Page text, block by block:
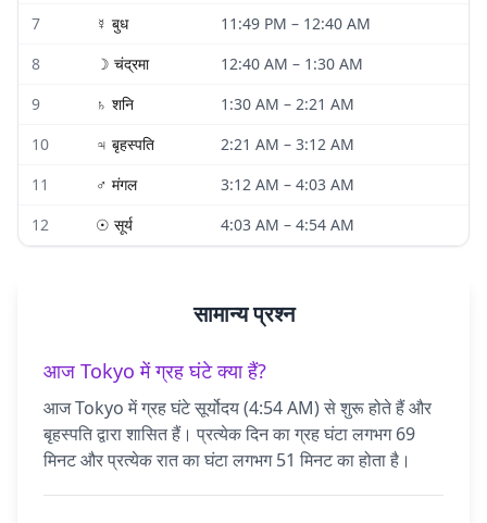
7 ☿ बुध 11:49 PM – 12:40 AM
8
☽ चंद्रमा 12:40 AM – 1:30 AM
9
♄ शनि 1:30 AM – 2:21 AM
10
♃ बृहस्पति 2:21 AM – 3:12 AM
11
♂ मंगल 3:12 AM – 4:03 AM
12
☉ सूर्य 4:03 AM – 4:54 AM
सामान्य प्रश्न
आज Tokyo में ग्रह घंटे क्या हैं?
आज Tokyo में ग्रह घंटे सूर्योदय (4:54 AM) से शुरू होते हैं और
बृहस्पति द्वारा शासित हैं। प्रत्येक दिन का ग्रह घंटा लगभग 69
मिनट और प्रत्येक रात का घंटा लगभग 51 मिनट का होता है।